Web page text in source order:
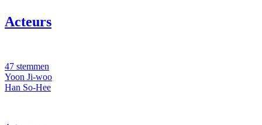
Acteurs
47 stemmen
Yoon Ji-woo
Han So-Hee